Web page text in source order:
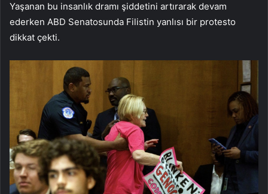
Yaşanan bu insanlık dramı şiddetini artırarak devam
ederken ABD Senatosunda Filistin yanlısı bir protesto
dikkat çekti.